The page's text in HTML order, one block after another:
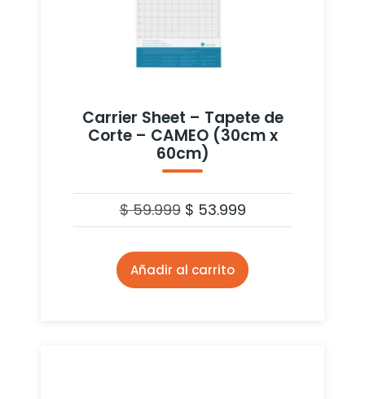
Carrier Sheet – Tapete de
Corte – CAMEO (30cm x
60cm)
$59.999 $ 53.999
Añadir al carrito